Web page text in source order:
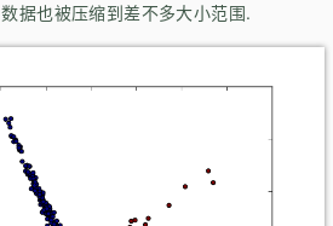
数据也被压缩到差不多大小范围.